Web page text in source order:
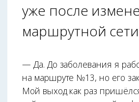
уже после
маршрутной
— Да. До заболевания я
на маршруте №13, но его
Мой выход как раз